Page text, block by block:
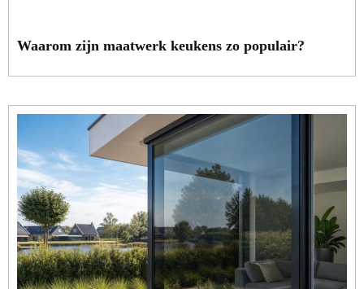
Waarom zijn maatwerk keukens zo populair?